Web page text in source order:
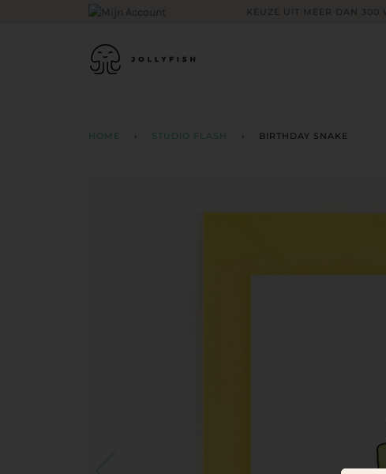
KEUZE UIT MEER DAN 300
HOME › STUDIO FLASH › BIRTHDAY SNAKE